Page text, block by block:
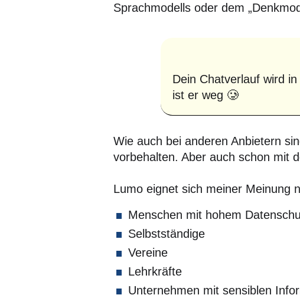
Sprachmodells oder dem
Dein Chatverlauf wird
ist er weg 🥲
Wie auch bei anderen Anbietern
vorbehalten. Aber auch schon mit
Lumo eignet sich meiner Meinung
Menschen mit hohem
Selbstständige
Vereine
Lehrkräfte
Unternehmen mit sensiblen